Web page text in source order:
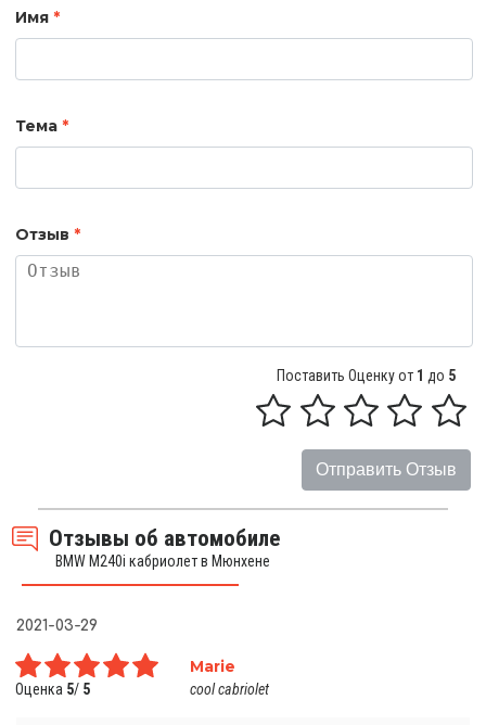
Имя *
Тема *
Отзыв *
Поставить Оценку от 1 до 5
Отправить Отзыв
Отзывы об автомобиле
BMW M240i кабриолет в Мюнхене
2021-03-29
Оценка 5/ 5
Marie
cool cabriolet